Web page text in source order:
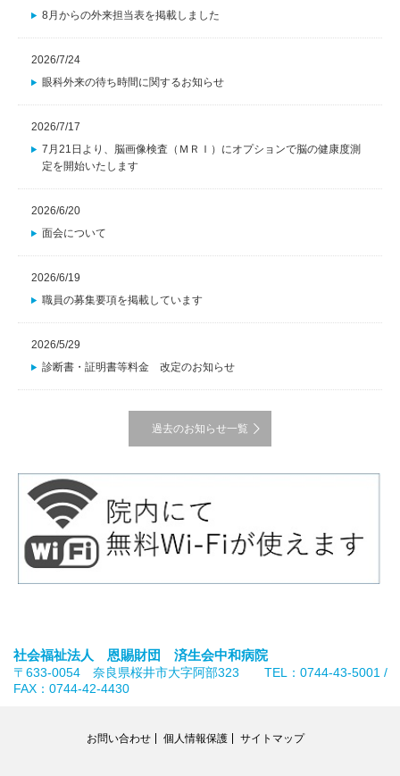
8月からの外来担当表を掲載しました
2026/7/24
眼科外来の待ち時間に関するお知らせ
2026/7/17
7月21日より、脳画像検査（ＭＲＩ）にオプションで脳の健康度測
定を開始いたします
2026/6/20
面会について
2026/6/19
職員の募集要項を掲載しています
2026/5/29
診断書・証明書等料金 改定のお知らせ
過去のお知らせ一覧
社会福祉法人 恩賜財団 済生会中和病院
〒633-0054 奈良県桜井市大字阿部323 TEL：0744-43-5001 /
FAX：0744-42-4430
お問い合わせ 個人情報保護 サイトマップ